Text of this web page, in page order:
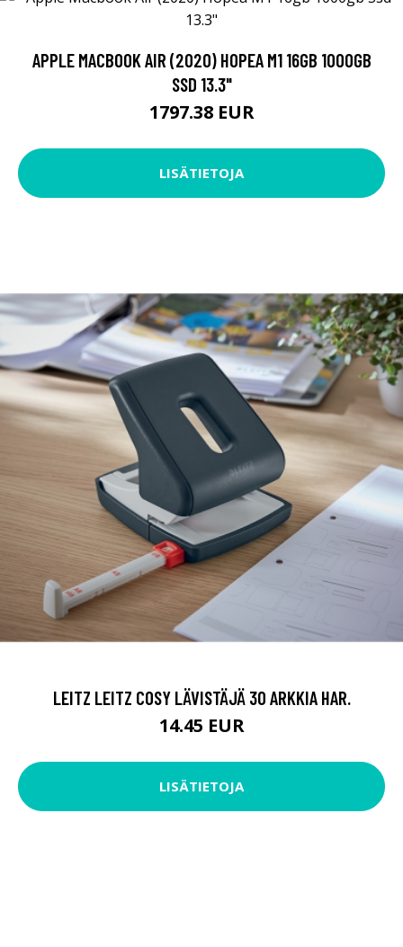
APPLE MACBOOK AIR (2020) HOPEA M1 16GB 1000GB
SSD 13.3"
1797.38 EUR
LISÄTIETOJA
LEITZ LEITZ COSY LÄVISTÄJÄ 30 ARKKIA HAR.
14.45 EUR
LISÄTIETOJA